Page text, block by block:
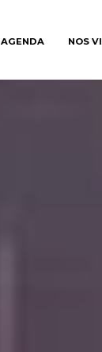
AGENDA NOS